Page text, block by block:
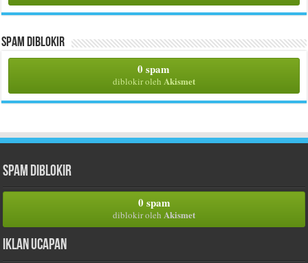
Spam Diblokir
0 spam
diblokir oleh Akismet
Spam Diblokir
0 spam
diblokir oleh Akismet
Iklan Ucapan